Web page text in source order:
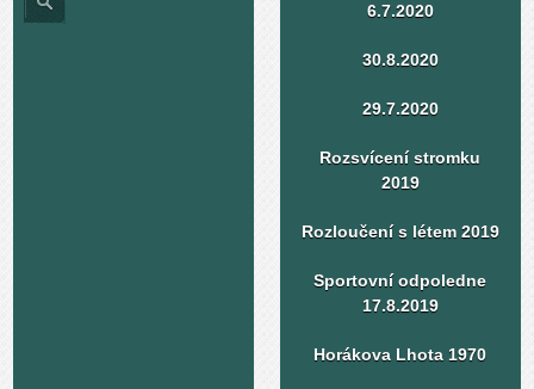
6.7.2020
30.8.2020
29.7.2020
Rozsvícení stromku
2019
Rozloučení s létem 2019
Sportovní odpoledne
17.8.2019
Horákova Lhota 1970